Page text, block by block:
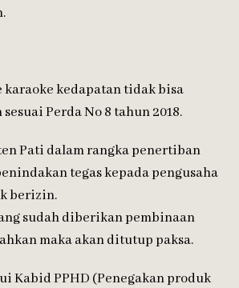
karaoke kedapatan tidak bisa
Perda No 8 tahun 2018.
Pati dalam rangka penertiban
tegas kepada pengusaha
berizin.
sudah diberikan pembinaan
maka akan ditutup paksa.
Kabid PPHD (Penegakan produk